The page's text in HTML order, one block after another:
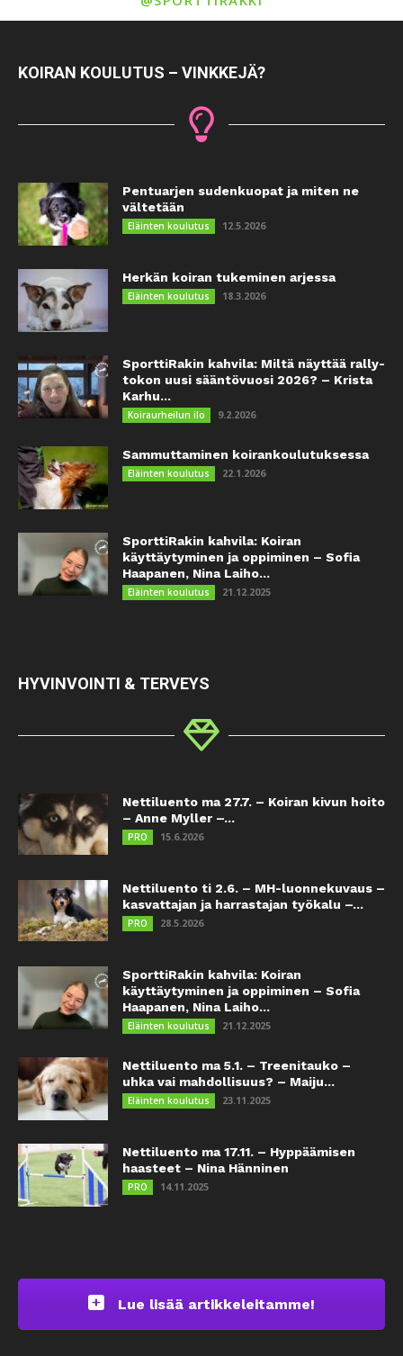
KOIRAN KOULUTUS – VINKKEJÄ?
Pentuarjen sudenkuopat ja miten ne
vältetään
Eläinten koulutus 12.5.2026
Herkän koiran tukeminen arjessa
Eläinten koulutus 18.3.2026
SporttiRakin kahvila: Miltä näyttää rally-
tokon uusi sääntövuosi 2026? – Krista
Karhu...
Koiraurheilun ilo 9.2.2026
Sammuttaminen koirankoulutuksessa
Eläinten koulutus 22.1.2026
SporttiRakin kahvila: Koiran
käyttäytyminen ja oppiminen – Sofia
Haapanen, Nina Laiho...
Eläinten koulutus 21.12.2025
HYVINVOINTI & TERVEYS
Nettiluento ma 27.7. – Koiran kivun hoito
– Anne Myller –...
PRO 15.6.2026
Nettiluento ti 2.6. – MH-luonnekuvaus –
kasvattajan ja harrastajan työkalu –...
PRO 28.5.2026
SporttiRakin kahvila: Koiran
käyttäytyminen ja oppiminen – Sofia
Haapanen, Nina Laiho...
Eläinten koulutus 21.12.2025
Nettiluento ma 5.1. – Treenitauko –
uhka vai mahdollisuus? – Maiju...
Eläinten koulutus 23.11.2025
Nettiluento ma 17.11. – Hyppäämisen
haasteet – Nina Hänninen
PRO 14.11.2025
Lue lisää artikkeleitamme!